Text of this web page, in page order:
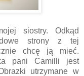
siostry. Odkąd
strony z tej
chcę ją mieć.
pani Camilli jest
utrzymane w